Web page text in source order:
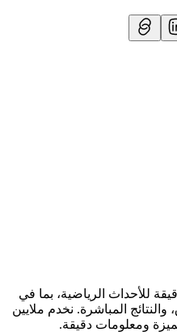
للأحداث الرياضية، بما في
المباشرة. نخدم ملايين
ومعلومات دقيقة.